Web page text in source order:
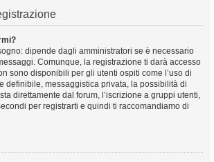
dipende dagli amministratori se è necessario
Comunque, la registrazione ti darà accesso
sono disponibili per gli utenti ospiti come l’uso di
definibile, messaggistica privata, la possibilità di
direttamente dal forum, l’iscrizione a gruppi utenti,
per registrarti e quindi ti raccomandiamo di